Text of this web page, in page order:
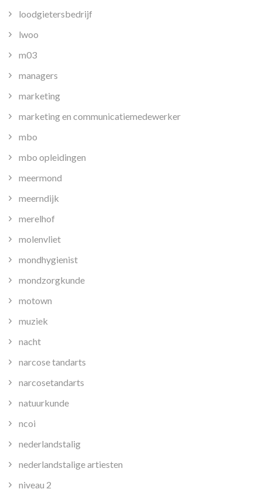
loodgietersbedrijf
lwoo
m03
managers
marketing
marketing en communicatiemedewerker
mbo
mbo opleidingen
meermond
meerndijk
merelhof
molenvliet
mondhygienist
mondzorgkunde
motown
muziek
nacht
narcose tandarts
narcosetandarts
natuurkunde
ncoi
nederlandstalig
nederlandstalige artiesten
niveau 2